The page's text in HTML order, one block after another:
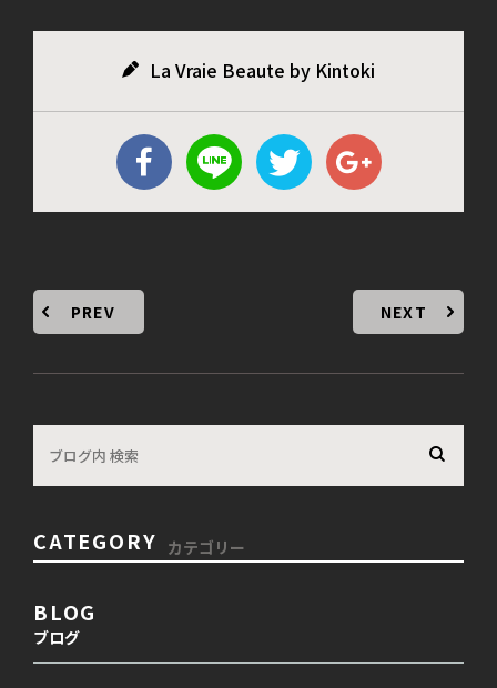
La Vraie Beaute by Kintoki
PREV NEXT
CATEGORY カテゴリー
BLOG
ブログ